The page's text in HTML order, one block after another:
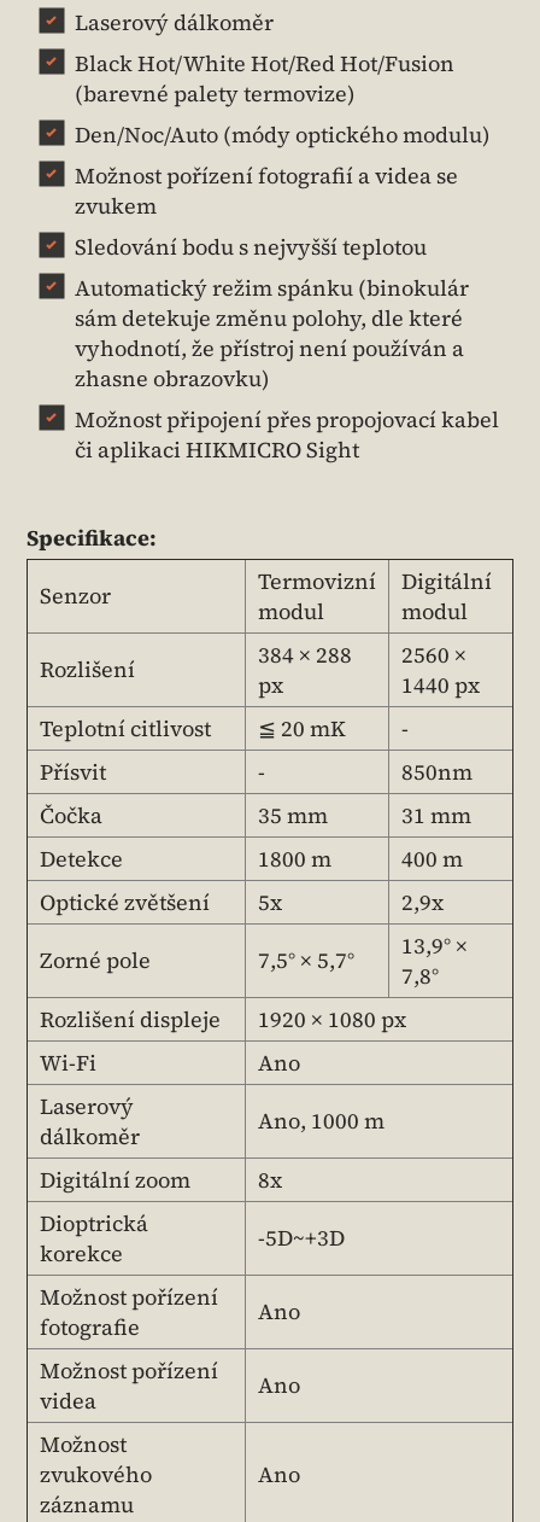
Laserový dálkoměr
Black Hot/White Hot/Red Hot/Fusion
(barevné palety termovize)
Den/Noc/Auto (módy optického modulu)
Možnost pořízení fotografií a videa se
zvukem
Sledování bodu s nejvyšší teplotou
Automatický režim spánku (binokulár
sám detekuje změnu polohy, dle které
vyhodnotí, že přístroj není používán a
zhasne obrazovku)
Možnost připojení přes propojovací kabel
či aplikaci HIKMICRO Sight
Specifikace:
Senzor
Termovizní
modul
Digitální
modul
Rozlišení
384 × 288
px
2560 ×
1440 px
Teplotní citlivost
≦ 20 mK
-
Přísvit
-
850nm
Čočka
35 mm
31 mm
Detekce
1800 m
400 m
Optické zvětšení
5x
2,9x
Zorné pole
7,5° × 5,7°
13,9° ×
7,8°
Rozlišení displeje
1920 × 1080 px
Wi-Fi
Ano
Laserový
dálkoměr
Ano, 1000 m
Digitální zoom
8x
Dioptrická
korekce
-5D~+3D
Možnost pořízení
fotografie
Ano
Možnost pořízení
videa
Ano
Možnost
zvukového
záznamu
Ano